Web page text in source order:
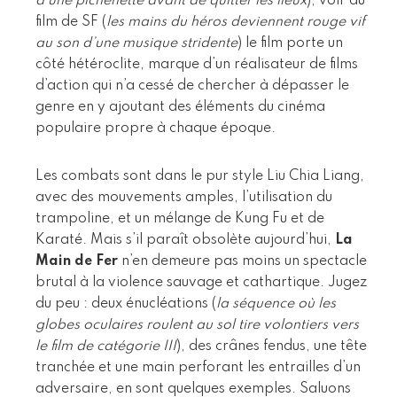
film de SF (les mains du héros deviennent rouge vif
au son d’une musique stridente) le film porte un
côté hétéroclite, marque d’un réalisateur de films
d’action qui n’a cessé de chercher à dépasser le
genre en y ajoutant des éléments du cinéma
populaire propre à chaque époque.
Les combats sont dans le pur style Liu Chia Liang,
avec des mouvements amples, l’utilisation du
trampoline, et un mélange de Kung Fu et de
Karaté. Mais s’il paraît obsolète aujourd’hui,
La
Main de Fer n’en demeure pas moins un spectacle
brutal à la violence sauvage et cathartique. Jugez
du peu : deux énucléations (la séquence où les
globes oculaires roulent au sol tire volontiers vers
le film de catégorie III), des crânes fendus, une tête
tranchée et une main perforant les entrailles d’un
adversaire, en sont quelques exemples. Saluons